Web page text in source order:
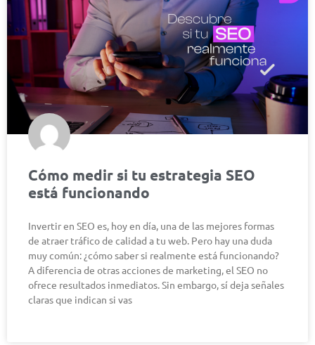
Cómo medir si tu estrategia SEO
está funcionando
Invertir en SEO es, hoy en día, una de las mejores formas
de atraer tráfico de calidad a tu web. Pero hay una duda
muy común: ¿cómo saber si realmente está funcionando?
A diferencia de otras acciones de marketing, el SEO no
ofrece resultados inmediatos. Sin embargo, sí deja señales
claras que indican si vas